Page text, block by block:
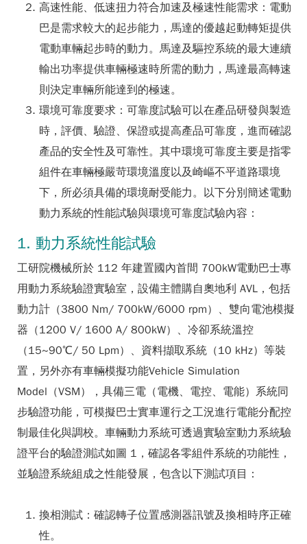
高速性能、低速扭力符合加速及極速性能需求：電動
巴是需求較大的起步能力，馬達的優越起動轉矩提供
電動車輛起步時的動力。馬達及驅控系統的最大連續
輸出功率提供車輛極速時所需的動力，馬達最高轉速
則決定車輛所能達到的極速。
環境可靠度要求：可靠度試驗可以在產品研發與製造
時，評價、驗證、保證或提高產品可靠度，進而確認
產品的安全性及可靠性。其中環境可靠度主要是指零
組件在車輛極嚴苛環境溫度以及崎嶇不平道路環境
下，所必須具備的環境耐受能力。以下分別簡述電動
動力系統的性能試驗與環境可靠度試驗內容：
1. 動力系統性能試驗
工研院機械所於 112 年建置國內首間 700kW電動巴士專
用動力系統驗證實驗室，設備主體購自奧地利 AVL，包括
動力計（3800 Nm/ 700kW/6000 rpm）、雙向電池模擬
器（1200 V/ 1600 A/ 800kW）、冷卻系統溫控
（15~90℃/ 50 Lpm）、資料擷取系統（10 kHz）等裝
置，另外亦有車輛模擬功能Vehicle Simulation
Model（VSM），具備三電（電機、電控、電能）系統同
步驗證功能，可模擬巴士實車運行之工況進行電能分配控
制最佳化與調校。車輛動力系統可透過實驗室動力系統驗
證平台的驗證測試如圖 1，確認各零組件系統的功能性，
並驗證系統組成之性能發展，包含以下測試項目：
換相測試：確認轉子位置感測器訊號及換相時序正確
性。